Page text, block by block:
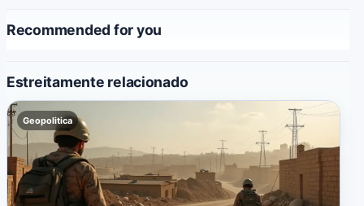
Recommended for you
Estreitamente relacionado
Geopolitica